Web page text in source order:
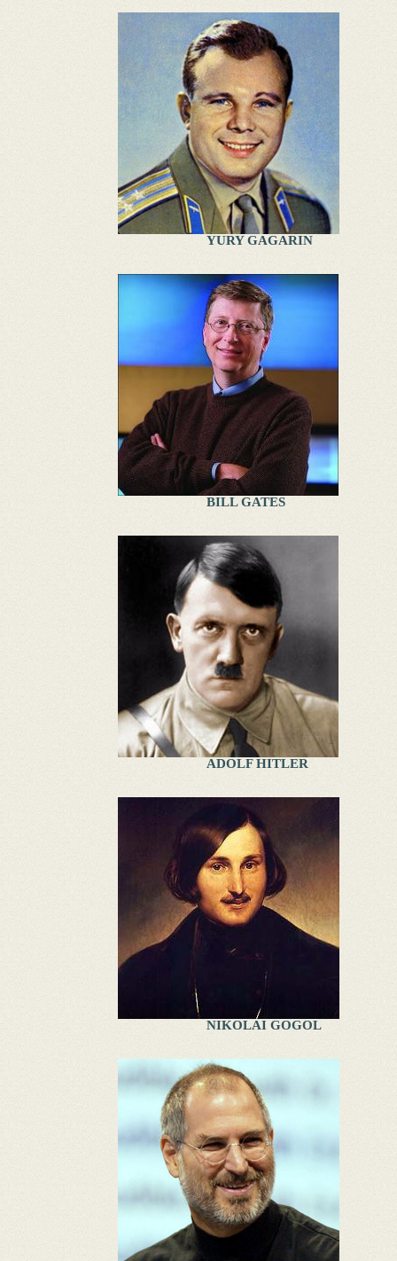
YURY GAGARIN
BILL GATES
ADOLF HITLER
NIKOLAI GOGOL